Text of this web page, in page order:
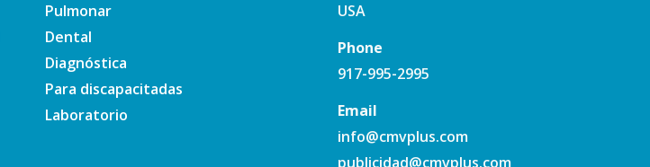
Pulmonar
Dental
Diagnóstica
Para discapacitadas
Laboratorio
USA
Phone
917-995-2995
Email
info@cmvplus.com
publicidad@cmvplus.com